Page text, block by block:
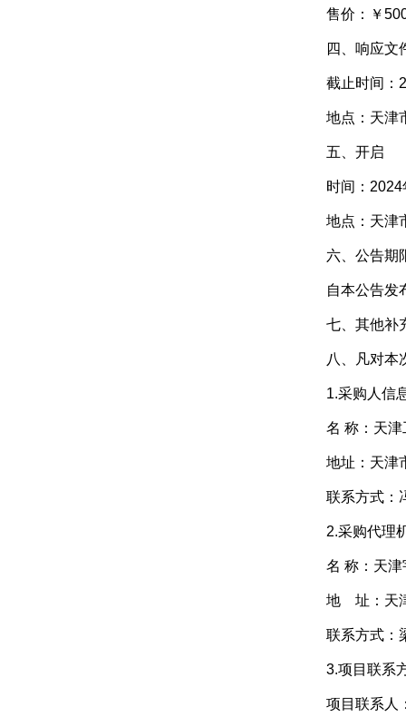
售价：￥
四、响应文
截止时间：
地点：天津
五、开启
时间：
地点：天津
六、公告期
自本公告发
七、其他补
八、凡对本
1.采购人信
名 称：
地址：
联系方
2.采购代理
名 称
地 址
联系方
3.项目联系
项目联系人